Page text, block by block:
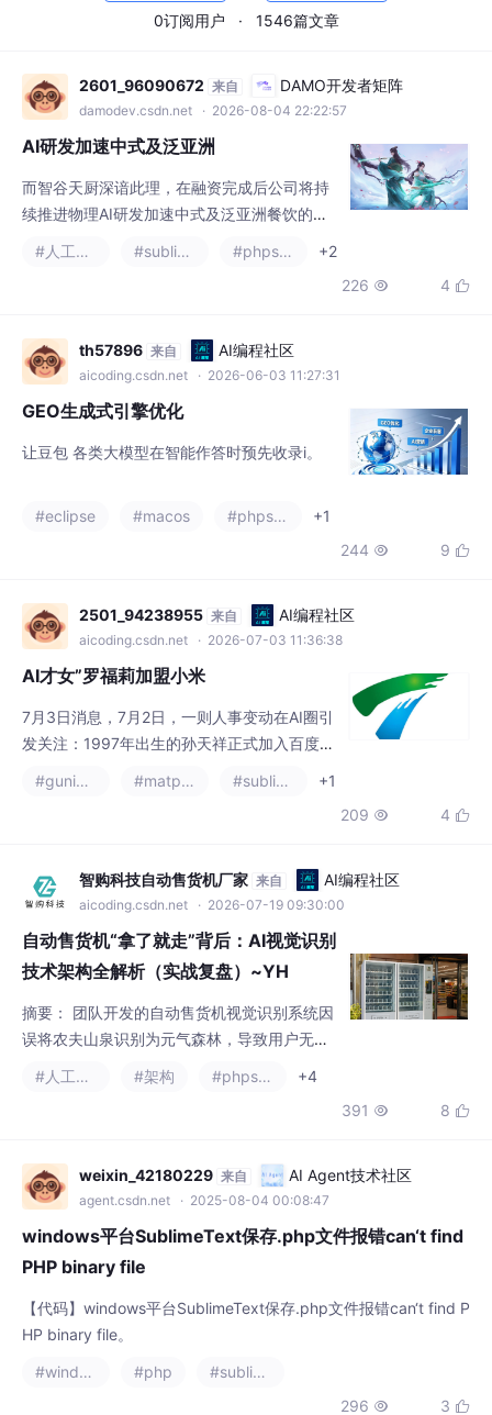
0订阅用户 · 1546篇文章
2601_96090672 来自 DAMO开发者矩阵
damodev.csdn.net · 2026-08-04 22:22:57
AI研发加速中式及泛亚洲
而智谷天厨深谙此理，在融资完成后公司将持
续推进物理AI研发加速中式及泛亚洲餐饮的全
升级，拟更名为“仟弈智能”，以此匹配自身全
不停科技的联手，这些事件的真正意义，不在
于某一个产品、某一轮融资，而在于它们共同
从技术尝鲜期，走向规模化落地的
+2
226  4 
th57896 来自 AI编程社区
aicoding.csdn.net · 2026-06-03 11:27:31
GEO生成式引擎优化
让豆包 各类大模型在智能作答时预先收录i。
#eclipse #macos
+1
244  9 
2501_94238955 来自 AI编程社区
aicoding.csdn.net · 2026-07-03 11:36:38
AI才女”罗福莉加盟小米
7月3日消息，7月2日，一则人事变动在AI圈引
发关注：1997年出生的孙天祥正式加入百度，
入百度模型委员会（BMC）。腾讯方面，除引
相关技术领域的顶尖本硕博同学，开放大语言
模型、多模态、智能体等六大技术领域。其
计划发放超70
+1
209  4 
智购科技自动售货机厂家 来自 AI编程社区
aicoding.csdn.net · 2026-07-19 09:30:00
自动售货机“拿了就走”背后：AI视觉识别
技术架构全解析（实战复盘）~YH
摘要： 团队开发的自动售货机视觉识别系统因
误将农夫山泉识别为元气森林，导致用户无法
架”和“卡货玄学”问题，而AI视觉方案则面临密
LOv8算法、称重校验）实现工业级解决方
案，综合识别准确率提升至98.6%，并通过自
移、多件漏检、商品放回等
#架构
+4
391  8 
weixin_42180229 来自 AI Agent技术社区
agent.csdn.net · 2025-08-04 00:08:47
windows平台SublimeText保存.php文件报错can‘t find
PHP binary file
【代码】windows平台SublimeText保存.php文件报错can‘t find P
HP binary file。
#php
296  3 